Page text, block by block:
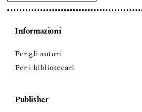
Informazioni
Per gli autori
Per i bibliotecari
Publisher